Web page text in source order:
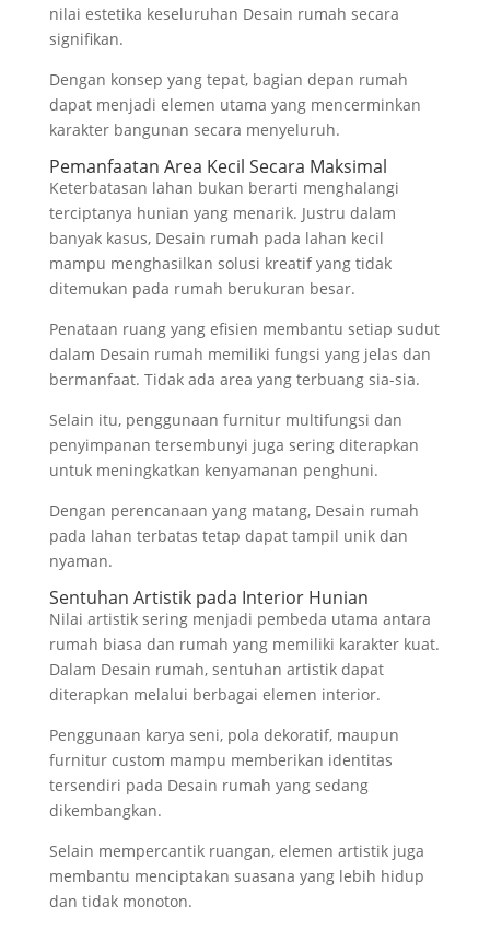
nilai estetika keseluruhan Desain rumah secara
signifikan.
Dengan konsep yang tepat, bagian depan rumah
dapat menjadi elemen utama yang mencerminkan
karakter bangunan secara menyeluruh.
Pemanfaatan Area Kecil Secara Maksimal
Keterbatasan lahan bukan berarti menghalangi
terciptanya hunian yang menarik. Justru dalam
banyak kasus, Desain rumah pada lahan kecil
mampu menghasilkan solusi kreatif yang tidak
ditemukan pada rumah berukuran besar.
Penataan ruang yang efisien membantu setiap sudut
dalam Desain rumah memiliki fungsi yang jelas dan
bermanfaat. Tidak ada area yang terbuang sia-sia.
Selain itu, penggunaan furnitur multifungsi dan
penyimpanan tersembunyi juga sering diterapkan
untuk meningkatkan kenyamanan penghuni.
Dengan perencanaan yang matang, Desain rumah
pada lahan terbatas tetap dapat tampil unik dan
nyaman.
Sentuhan Artistik pada Interior Hunian
Nilai artistik sering menjadi pembeda utama antara
rumah biasa dan rumah yang memiliki karakter kuat.
Dalam Desain rumah, sentuhan artistik dapat
diterapkan melalui berbagai elemen interior.
Penggunaan karya seni, pola dekoratif, maupun
furnitur custom mampu memberikan identitas
tersendiri pada Desain rumah yang sedang
dikembangkan.
Selain mempercantik ruangan, elemen artistik juga
membantu menciptakan suasana yang lebih hidup
dan tidak monoton.